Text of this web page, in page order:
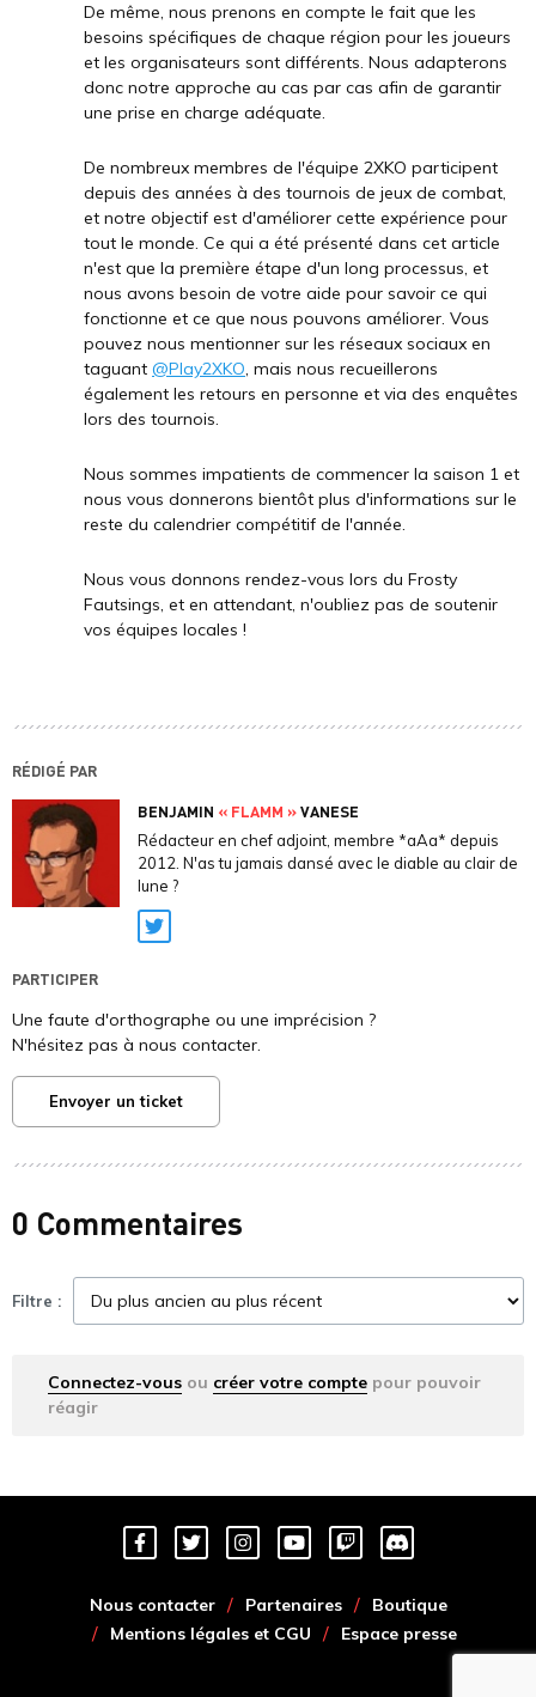
De même, nous prenons en compte le fait que les
besoins spécifiques de chaque région pour les joueurs
et les organisateurs sont différents. Nous adapterons
donc notre approche au cas par cas afin de garantir
une prise en charge adéquate.
De nombreux membres de l'équipe 2XKO participent
depuis des années à des tournois de jeux de combat,
et notre objectif est d'améliorer cette expérience pour
tout le monde. Ce qui a été présenté dans cet article
n'est que la première étape d'un long processus, et
nous avons besoin de votre aide pour savoir ce qui
fonctionne et ce que nous pouvons améliorer. Vous
pouvez nous mentionner sur les réseaux sociaux en
taguant @Play2XKO, mais nous recueillerons
également les retours en personne et via des enquêtes
lors des tournois.
Nous sommes impatients de commencer la saison 1 et
nous vous donnerons bientôt plus d'informations sur le
reste du calendrier compétitif de l'année.
Nous vous donnons rendez-vous lors du Frosty
Fautsings, et en attendant, n'oubliez pas de soutenir
vos équipes locales !
RÉDIGÉ PAR
BENJAMIN « FLAMM »VANESE
Rédacteur en chef adjoint, membre *aAa* depuis
2012. N'as tu jamais dansé avec le diable au clair de
lune ?
Twitter
PARTICIPER
Une faute d'orthographe ou une imprécision ?
N'hésitez pas à nous contacter.
Envoyer un ticket
0 Commentaires
Filtre :
Connectez-vous ou créer votre compte pour pouvoir
réagir
Nous contacter Partenaires
Boutique
Mentions légales et CGU
Espace presse